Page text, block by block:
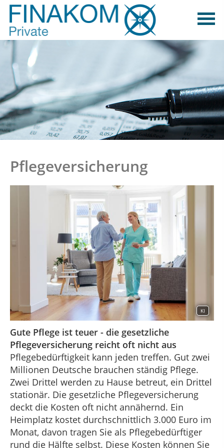
Pflegeversicherung
KI
Gute Pflege ist teuer - die gesetzliche
Pflegeversicherung reicht oft nicht aus
Pflegebedürftigkeit kann jeden treffen. Gut zwei
Millionen Deutsche brauchen ständig Pflege.
Zwei Drittel werden zu Hause betreut, ein Drittel
stationär. Die gesetzliche Pflegeversicherung
deckt die Kosten oft nicht annähernd. Ein
Heimplatz kostet durchschnittlich 3.000 Euro im
Monat, davon tragen Sie als Pflegebedürftiger
rund die Hälfte selbst. Diese Kosten können Sie